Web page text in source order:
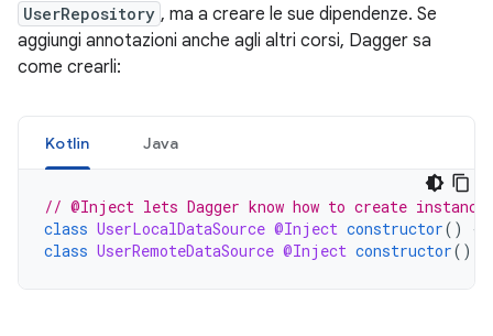
UserRepository , ma a creare le sue dipendenze. Se
aggiungi annotazioni anche agli altri corsi, Dagger sa
come crearli:
Kotlin Java
// @Inject lets Dagger know how to create
class UserLocalDataSource @Inject constructor() {
class UserRemoteDataSource @Inject constructor()